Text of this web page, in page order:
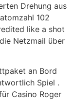
Drehung aus
102
like a shot
Netzmail über
an Bord
Spiel .
Casino Roger